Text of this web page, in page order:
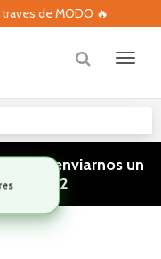
de MODO 🔥
enviarnos un
3812